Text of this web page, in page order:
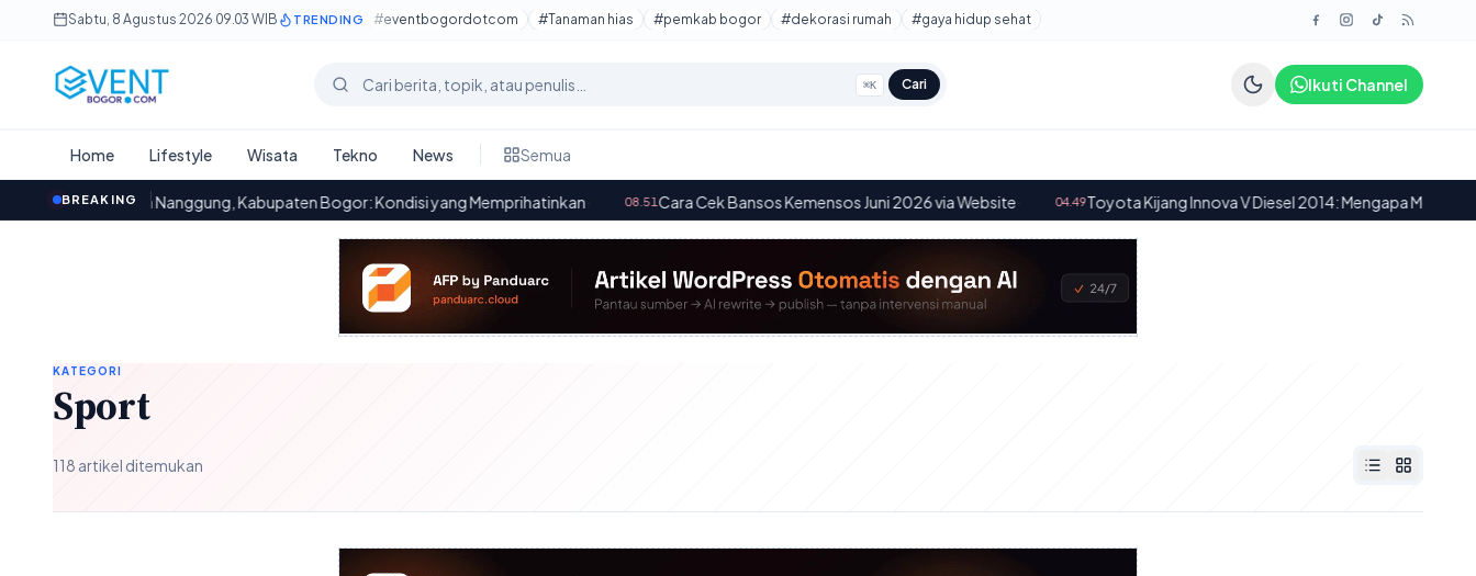
Lewati ke konten utama
Sabtu, 8 Agustus 2026·09.03 WIB TRENDING #eventbogordotcom #Tanaman hias #pemkab bogor #dekorasi rumah #gaya hidup sehat
Cari berita ⌘K Cari Ikuti Channel
Home Lifestyle Wisata Tekno News Semua
BREAKING
Nanggung, Kabupaten Bogor: Kondisi yang Memprihatinkan· 08.51Cara Cek Bansos Kemensos Juni 2026 via Website· 04.49Toyota Kijang Innova V Diesel 2014: Mengapa Mobil Ini Tetap
KATEGORI
Sport
118 artikel ditemukan